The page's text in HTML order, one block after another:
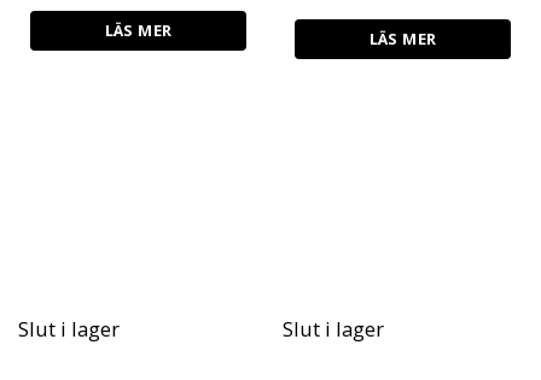
LÄS MER LÄS MER
Slut i lager Slut i lager